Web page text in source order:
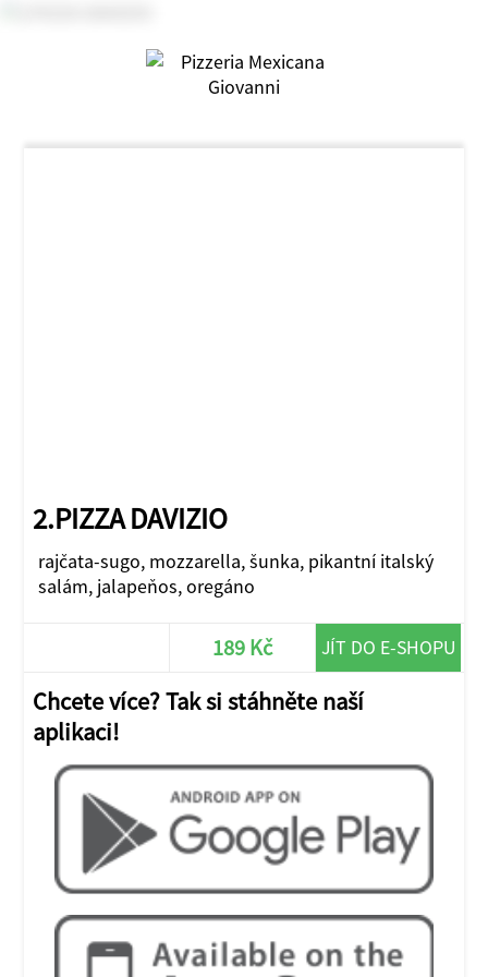
2.PIZZA DAVIZIO
rajčata-sugo, mozzarella, šunka, pikantní italský
salám, jalapeňos, oregáno
189 Kč JÍT DO E-SHOPU
Chcete více? Tak si stáhněte naší
aplikaci!